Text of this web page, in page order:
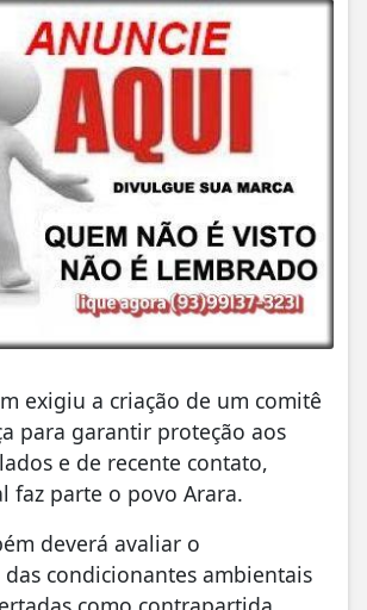
exigiu a criação de um comitê
para garantir proteção aos
e de recente contato,
faz parte o povo Arara.
deverá avaliar o
condicionantes ambientais